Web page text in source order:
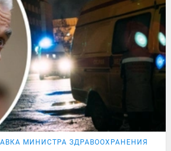
МИНИСТРА ЗДРАВООХРАНЕНИЯ